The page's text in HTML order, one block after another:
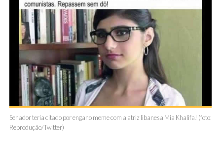
Senador teria citado por engano meme com a atriz libanesa Mia Khalifa! (foto:
Reprodução/Twitter)